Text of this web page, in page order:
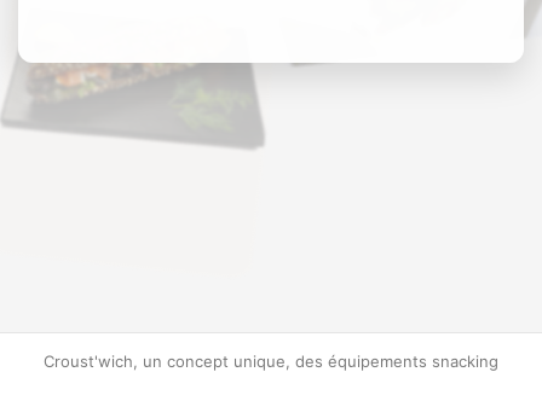
Croust'wich, un concept unique, des équipements snacking